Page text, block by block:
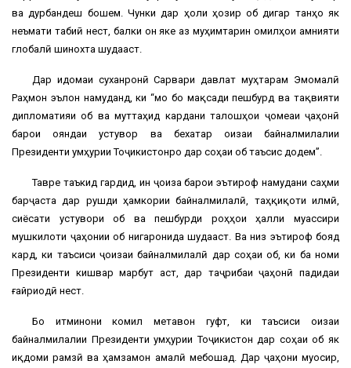
ва дурбандеш бошем. Чунки дар ҳоли ҳозир об дигар танҳо як
неъмати табиӣ нест, балки он яке аз муҳимтарин омилҳои амнияти
глобалӣ шинохта шудааст.
Дар идомаи суханронӣ Сарвари давлат муҳтарам Эмомалӣ
Раҳмон эълон намуданд, ки “мо бо мақсади пешбурд ва тақвияти
дипломатияи об ва муттаҳид кардани талошҳои ҷомеаи ҷаҳонӣ
барои ояндаи устувор ва бехатар Ҷоизаи байналмилалии
Президенти Ҷумҳурии Тоҷикистонро дар соҳаи об таъсис додем”.
Тавре таъкид гардид, ин ҷоиза барои эътироф намудани саҳми
барҷаста дар рушди ҳамкории байналмилалӣ, таҳқиқоти илмӣ,
сиёсати устувори об ва пешбурди роҳҳои ҳалли муассири
мушкилоти ҷаҳонии об нигаронида шудааст. Ва низ эътироф бояд
кард, ки таъсиси ҷоизаи байналмилалӣ дар соҳаи об, ки ба номи
Президенти кишвар марбут аст, дар таҷрибаи ҷаҳонӣ падидаи
ғайриодӣ нест.
Бо итминони комил метавон гуфт, ки таъсиси Ҷоизаи
байналмилалии Президенти Ҷумҳурии Тоҷикистон дар соҳаи об як
иқдоми рамзӣ ва ҳамзамон амалӣ мебошад. Дар ҷаҳони муосир,